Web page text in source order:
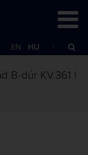
EN HU
B-dúr KV.361 |